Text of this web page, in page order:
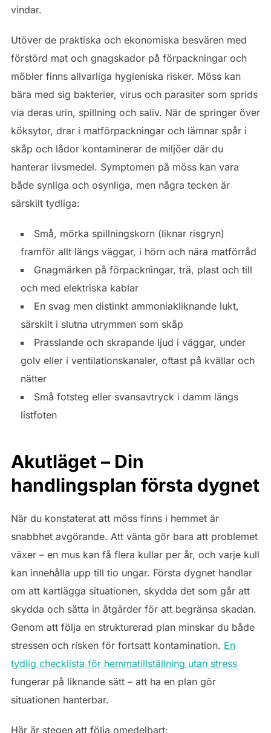
vindar.
Utöver de praktiska och ekonomiska besvären med
förstörd mat och gnagskador på förpackningar och
möbler finns allvarliga hygieniska risker. Möss kan
bära med sig bakterier, virus och parasiter som sprids
via deras urin, spillning och saliv. När de springer över
köksytor, drar i matförpackningar och lämnar spår i
skåp och lådor kontaminerar de miljöer där du
hanterar livsmedel. Symptomen på möss kan vara
både synliga och osynliga, men några tecken är
särskilt tydliga:
Små, mörka spillningskorn (liknar risgryn)
framför allt längs väggar, i hörn och nära matförråd
Gnagmärken på förpackningar, trä, plast och till
och med elektriska kablar
En svag men distinkt ammoniakliknande lukt,
särskilt i slutna utrymmen som skåp
Prasslande och skrapande ljud i väggar, under
golv eller i ventilationskanaler, oftast på kvällar och
nätter
Små fotsteg eller svansavtryck i damm längs
listfoten
Akutläget – Din
handlingsplan första dygnet
När du konstaterat att möss finns i hemmet är
snabbhet avgörande. Att vänta gör bara att problemet
växer – en mus kan få flera kullar per år, och varje kull
kan innehålla upp till tio ungar. Första dygnet handlar
om att kartlägga situationen, skydda det som går att
skydda och sätta in åtgärder för att begränsa skadan.
Genom att följa en strukturerad plan minskar du både
stressen och risken för fortsatt kontamination. En
tydlig checklista för hemmatillställning utan stress
fungerar på liknande sätt – att ha en plan gör
situationen hanterbar.
Här är stegen att följa omedelbart: